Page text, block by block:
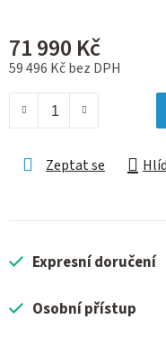
71 990 Kč
59 496 Kč bez DPH
Zeptat se
Expresní doručení
Osobní přístup